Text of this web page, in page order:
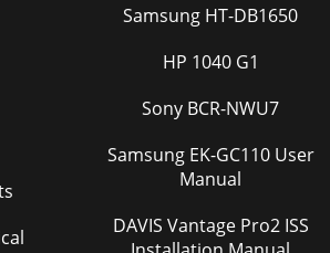
Samsung HT-DB1650
HP 1040 G1
Sony BCR-NWU7
Samsung EK-GC110 User
Manual
DAVIS Vantage Pro2 ISS